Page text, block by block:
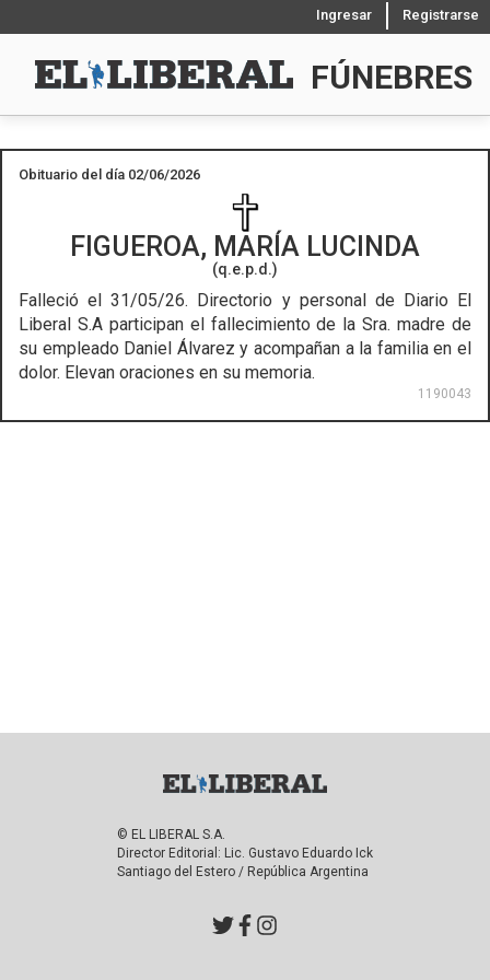
Ingresar Registrarse
FÚNEBRES
Obituario del día 02/06/2026
FIGUEROA, MARÍA LUCINDA
(q.e.p.d.)
Falleció el 31/05/26. Directorio y personal de Diario El
Liberal S.A participan el fallecimiento de la Sra. madre de
su empleado Daniel Álvarez y acompañan a la familia en el
dolor. Elevan oraciones en su memoria.
1190043
© EL LIBERAL S.A.
Director Editorial: Lic. Gustavo Eduardo Ick
Santiago del Estero / República Argentina